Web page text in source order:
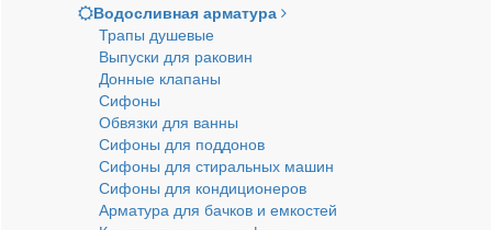
Водосливная арматура
Трапы душевые
Выпуски для раковин
Донные клапаны
Сифоны
Обвязки для ванны
Сифоны для поддонов
Сифоны для стиральных машин
Сифоны для кондиционеров
Арматура для бачков и емкостей